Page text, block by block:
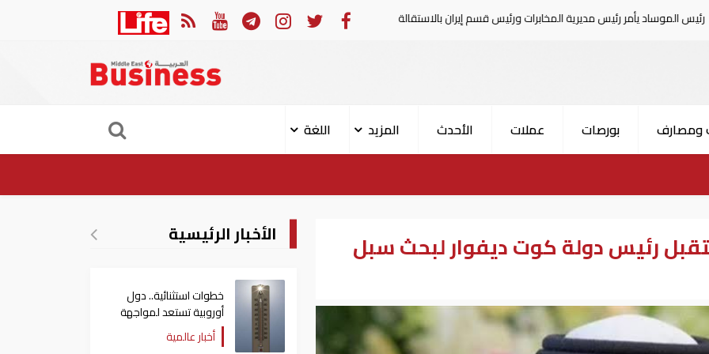
رئيس مديرية المخابرات ورئيس قسم إيران بالاستقالة السعودية تعلن إصابة 11 مدنيا في هجوم حوثي على نجران
ومصارف بورصات عملات الأحدث المزيد
اللغة
رئيس دولة كوت ديفوار لبحث سبل الأخبار الرئيسية
خطوات استثنائية.. دول
أوروبية تستعد لمواجهة
موجة حر غير مسبوقة
أخبار عالمية